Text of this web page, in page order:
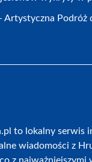
Artystyczna Podróż
to lokalny serwis
wiadomości z